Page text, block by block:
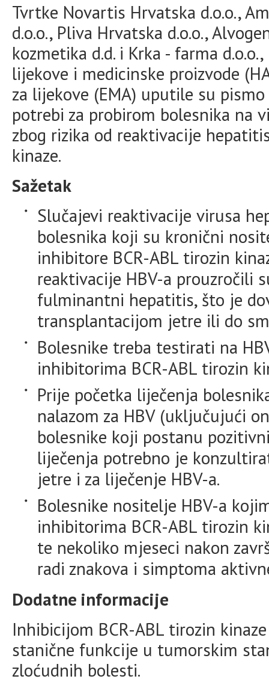
Tvrtke Novartis Hrvatska d.o.o.,
d.o.o., Pliva Hrvatska d.o.o.,
kozmetika d.d. i Krka - farma
lijekove i medicinske proizvode
za lijekove (EMA) uputile su
potrebi za probirom bolesnika na
zbog rizika od reaktivacije
kinaze.
Sažetak
Slučajevi reaktivacije virusa
bolesnika koji su kronični
inhibitore BCR-ABL tirozin
reaktivacije HBV-a prouzročili
fulminantni hepatitis, što je
transplantacijom jetre ili do
Bolesnike treba testirati na
inhibitorima BCR-ABL tirozin
Prije početka liječenja
nalazom za HBV (uključujući
bolesnike koji postanu
liječenja potrebno je
jetre i za liječenje HBV-a.
Bolesnike nositelje HBV-a
inhibitorima BCR-ABL tirozin
te nekoliko mjeseci nakon
radi znakova i simptoma
Dodatne informacije
Inhibicijom BCR-ABL tirozin
stanične funkcije u tumorskim
zloćudnih bolesti.